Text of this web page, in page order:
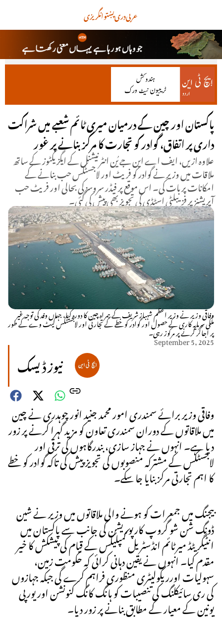
انگریزیپښتودریعربی
پاکستان اور چین کے درمیان میری ٹائم شعبے میں شراکت
داری پر اتفاق، گوادر کو تجارت کا مرکز بنانے پر غور
علاوہ ازیں، ایف اے این جے یُن انٹرنیشنل کے ایگزیکٹوز کے ساتھ
ملاقات میں وزیر نے گوادر کو فریٹ اور لاجسٹکس حب بنانے کے
امکانات پر بات کی۔ اس موقع پر فیڈر سروسز کی بحالی اور فریٹ حب
آپریشنز پر فزیبلٹی اسٹڈی کی تجویز بھی پیش کی گئی۔
وفاقی وزیر نے وزیر اعظم شہباز شریف کے ہمراہ چین کا دورہ کیا، جہاں وفد کی توجہ غیر
ملکی سرمایہ کاری کے حصول اور گوادر کو خطے کے تجارتی اور لاجسٹکس گیٹ وے کے طور
پر اجاگر کرنے پر مرکوز رہی۔
September 5, 2025
نیوز ڈیسک
وفاقی وزیر برائے سمندری امور محمد جنید انور چوہدری نے چین
میں ملاقاتوں کے دوران سمندری تعاون کو مزید گہرا کرنے پر زور
دیا ہے۔ انہوں نے جہاز سازی، بندرگاہوں کی ترقی اور
لاجسٹکس کے مشترکہ منصوبوں کی تجویز پیش کی تاکہ گوادر کو خطے
کا اہم تجارتی مرکز بنایا جا سکے۔
بیجنگ میں جمعرات کو ہونے والی ملاقاتوں میں وزیر نے شین
ڈونگ شن شو گروپ کارپوریشن کی جانب سے پاکستان میں
انٹیگریٹڈ میرٹائم انڈسٹریل کمپلیکس کے قیام کی پیشکش کا خیر
مقدم کیا۔ انہوں نے یقین دہانی کرائی کہ حکومت زمین،
سہولیات اورریگولیٹری منظوری فراہم کرے گی جبکہ جہازوں
کی ری سائیکلنگ کی تنصیبات کو ہانگ کانگ کنونشن اور یورپی
یونین کے معیار کے مطابق بنانے پر زور دیا۔